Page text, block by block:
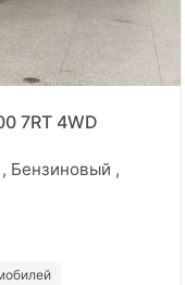
7RT 4WD
Бензиновый ,